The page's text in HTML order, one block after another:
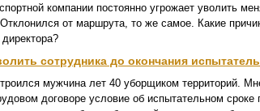
компании постоянно угрожает уволить
от маршрута, то же самое. Какие
сотрудника до окончания
мужчина лет 40 уборщиком территорий.
договоре условие об испытательном